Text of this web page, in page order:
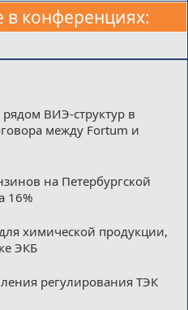
в конференциях:
ВИЭ-структур в
между Fortum и
на Петербургской
16%
химической продукции,
ЭКБ
регулирования ТЭК